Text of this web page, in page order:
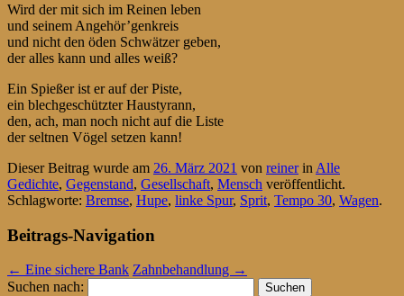
Wird der mit sich im Reinen leben
und seinem Angehör’genkreis
und nicht den öden Schwätzer geben,
der alles kann und alles weiß?
Ein Spießer ist er auf der Piste,
ein blechgeschützter Haustyrann,
den, ach, man noch nicht auf die Liste
der seltnen Vögel setzen kann!
Dieser Beitrag wurde am 26. März 2021 von reinerin Alle
Gedichte, Gegenstand, Gesellschaft, Mensch veröffentlicht.
Schlagworte: Bremse, Hupe, linke Spur, Sprit, Tempo 30, Wagen.
Beitrags-Navigation
← Eine sichere Bank Zahnbehandlung →
Suchen nach: